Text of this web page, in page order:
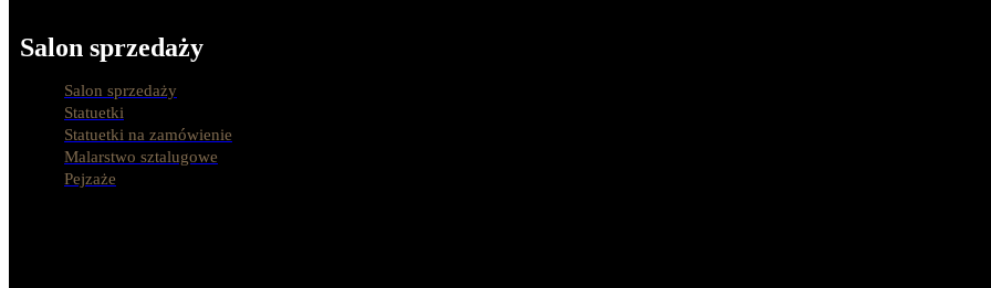
Salon sprzedaży
Salon sprzedaży
Statuetki
Statuetki na zamówienie
Malarstwo sztalugowe
Pejzaże